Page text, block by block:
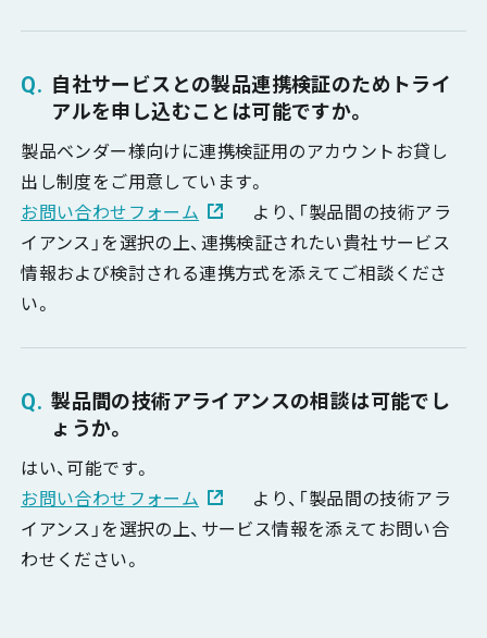
自社サービスとの製品連携検証のためトライ
アルを申し込むことは可能ですか。
製品ベンダー様向けに連携検証用のアカウントお貸し
出し制度をご用意しています。
お問い合わせフォーム
より、「製品間の技術アラ
イアンス」を選択の上、連携検証されたい貴社サービス
情報および検討される連携方式を添えてご相談くださ
い。
製品間の技術アライアンスの相談は可能でし
ょうか。
はい、可能です。
お問い合わせフォーム
より、 「製品間の技術アラ
イアンス」を選択の上、サービス情報を添えてお問い合
わせください。